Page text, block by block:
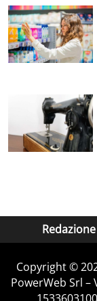
Redazione
Copyright ©
PowerWeb Srl –